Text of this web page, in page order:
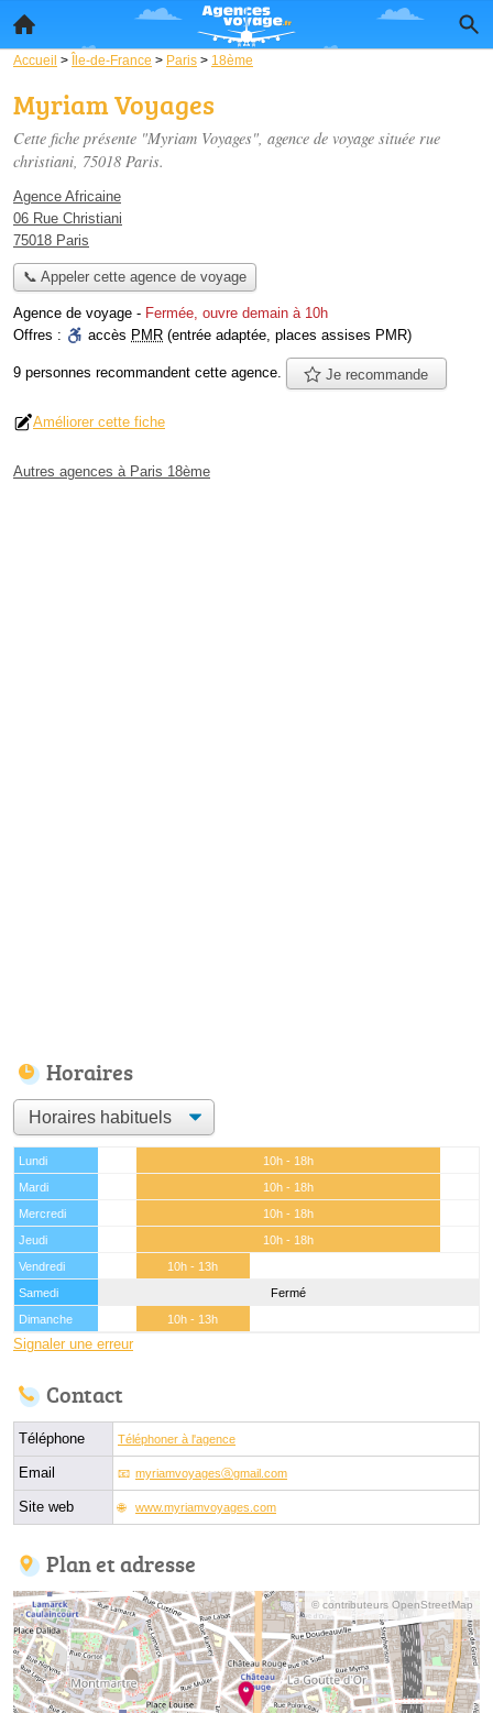
Accueil > Île-de-France > Paris > 18ème
Myriam Voyages
Cette fiche présente "Myriam Voyages", agence de voyage située rue
christiani, 75018 Paris.
Agence Africaine
06 Rue Christiani
75018 Paris
📞 Appeler cette agence de voyage
Agence de voyage - Fermée, ouvre demain à 10h
Offres :
accès PMR (entrée adaptée, places assises PMR)
9 personnes recommandent cette agence. Je recommande
Améliorer cette fiche
Autres agences à Paris 18ème
Horaires
Lundi
10h - 18h
Mardi
10h - 18h
Mercredi
10h - 18h
Jeudi
10h - 18h
Vendredi
10h - 13h
Samedi
Fermé
Dimanche
10h - 13h
Signaler une erreur
Contact
Téléphone Téléphoner à l'agence
Email myriamvoyagesⓐgmail.com
Site web www.myriamvoyages.com
Plan et adresse
© contributeurs OpenStreetMap